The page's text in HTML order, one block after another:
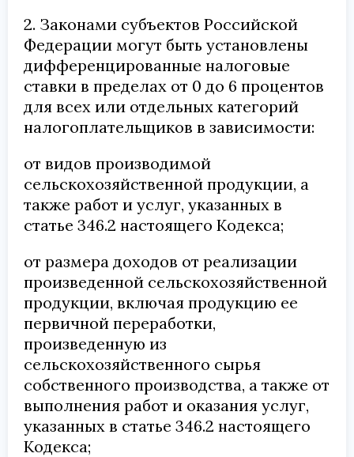
2. Законами субъектов Российской
Федерации могут быть установлены
дифференцированные налоговые
ставки в пределах от 0 до 6 процентов
для всех или отдельных категорий
налогоплательщиков в зависимости:
от видов производимой
сельскохозяйственной продукции, а
также работ и услуг, указанных в
статье 346.2 настоящего Кодекса;
от размера доходов от реализации
произведенной сельскохозяйственной
продукции, включая продукцию ее
первичной переработки,
произведенную из
сельскохозяйственного сырья
собственного производства, а также от
выполнения работ и оказания услуг,
указанных в статье 346.2 настоящего
Кодекса;